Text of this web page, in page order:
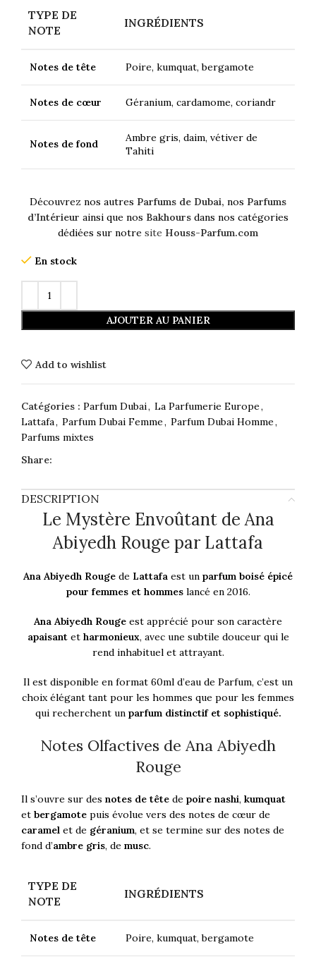
TYPE DE
NOTE
INGRÉDIENTS
Notes de tête Poire, kumquat, bergamote
Notes de cœur Géranium, cardamome, coriandr
Notes de fond
Ambre gris, daim, vétiver de
Tahiti
Découvrez nos autres Parfums de Dubai, nos Parfums
d’Intérieur ainsi que nos Bakhours dans nos catégories
dédiées sur notre site Houss-Parfum.com
En stock
AJOUTER AU PANIER
Add to wishlist
Catégories : Parfum Dubai, La Parfumerie Europe,
Lattafa, Parfum Dubai Femme, Parfum Dubai Homme,
Parfums mixtes
Share:
DESCRIPTION
Le Mystère Envoûtant de Ana
Abiyedh Rouge par Lattafa
Ana Abiyedh Rouge de Lattafa est un parfum boisé épicé
pour femmes et hommes lancé en 2016.
Ana Abiyedh Rouge est apprécié pour son caractère
apaisantet harmonieux, avec une subtile douceur qui le
rend inhabituel et attrayant.
Il est disponible en format 60ml d’eau de Parfum, c’est un
choix élégant tant pour les hommes que pour les femmes
qui recherchent un parfum distinctif et sophistiqué.
Notes Olfactives de Ana Abiyedh
Rouge
Il s’ouvre sur des notes de tête de poire nashi, kumquat
et bergamote puis évolue vers des notes de cœur de
caramel et de géranium, et se termine sur des notes de
fond d’ambre gris, de musc.
TYPE DE
NOTE
INGRÉDIENTS
Notes de tête Poire, kumquat, bergamote